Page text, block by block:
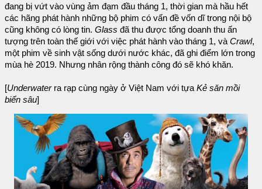
đang bị vứt vào vùng ảm đạm đầu tháng 1, thời gian mà hầu hết
các hãng phát hành những bộ phim có vấn đề vốn dĩ trong nội bộ
cũng không có lòng tin. Glass đã thu được tổng doanh thu ấn
tượng trên toàn thế giới với việc phát hành vào tháng 1, và Crawl,
một phim về sinh vật sống dưới nước khác, đã ghi điểm lớn trong
mùa hè 2019. Nhưng nhân rộng thành công đó sẽ khó khăn.
[Underwater ra rạp cùng ngày ở Việt Nam với tựa Kẻ săn mồi
biển sâu]